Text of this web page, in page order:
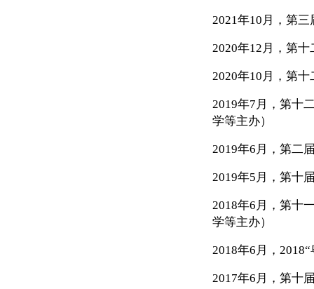
2021年10 月，第
2020年12 月，第
2020年10 月，第
2019年7 月，第十
学等主办）
2019年6 月，第二
2019年5 月，第十
2018年6 月，第十
学等主办）
2018年6 月， 2018“
2017年6 月，第十